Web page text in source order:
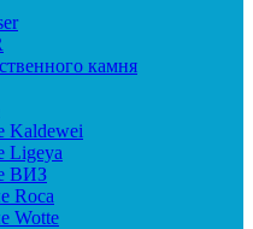
камня
Kaldewei
Ligeya
ВИЗ
Roca
Wotte